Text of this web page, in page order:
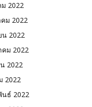
2022
ม 2022
2022
ม 2022
2022
2022
นธ์ 2022